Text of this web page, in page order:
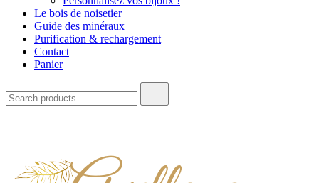
Le bois de noisetier
Guide des minéraux
Purification & rechargement
Contact
Panier
for: